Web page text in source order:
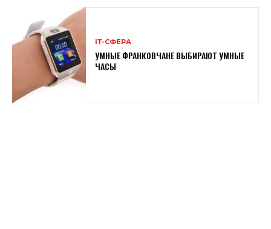
ІТ-СФЕРА
УМНЫЕ ФРАНКОВЧАНЕ ВЫБИРАЮТ УМНЫЕ
ЧАСЫ